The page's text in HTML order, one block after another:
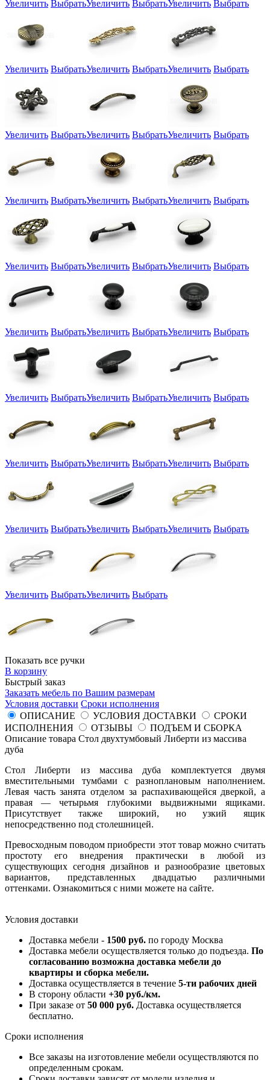
Увеличить ВыбратьУвеличить ВыбратьУвеличить Выбрать
Увеличить ВыбратьУвеличить ВыбратьУвеличить Выбрать
Увеличить ВыбратьУвеличить ВыбратьУвеличить Выбрать
Увеличить ВыбратьУвеличить ВыбратьУвеличить Выбрать
Увеличить ВыбратьУвеличить ВыбратьУвеличить Выбрать
Увеличить ВыбратьУвеличить ВыбратьУвеличить Выбрать
Увеличить ВыбратьУвеличить ВыбратьУвеличить Выбрать
Увеличить ВыбратьУвеличить ВыбратьУвеличить Выбрать
Увеличить ВыбратьУвеличить ВыбратьУвеличить Выбрать
Увеличить ВыбратьУвеличить Выбрать
Показать все ручки
В корзину
Быстрый заказ
Заказать мебель по Вашим размерам
Условия доставки Сроки исполнения
ОПИСАНИЕ
УСЛОВИЯ ДОСТАВКИ
СРОКИ
ИСПОЛНЕНИЯ
ОТЗЫВЫ
ПОДЪЕМ И СБОРКА
Описание товара Стол двухтумбовый Либерти из массива
дуба
Стол Либерти из массива дуба комплектуется двумя
вместительными тумбами с разноплановым наполнением.
Левая часть занята отделом за распахивающейся дверкой, а
правая — четырьмя глубокими выдвижными ящиками.
Присутствует также широкий, но узкий ящик
непосредственно под столешницей.
Превосходным поводом приобрести этот товар можно считать
простоту его внедрения практически в любой из
существующих сегодня дизайнов и разнообразие цветовых
вариантов, представленных двадцатью различными
оттенками. Ознакомиться с ними можете на сайте.
Условия доставки
Доставка мебели - 1500 руб. по городу Москва
Доставка мебели осуществляется только до подъезда. По
согласованию возможна доставка мебели до
квартиры и сборка мебели.
Доставка осуществляется в течение 5-ти рабочих дней
В сторону области +30 руб./км.
При заказе от 50 000 руб. Доставка осуществляется
бесплатно.
Сроки исполнения
Все заказы на изготовление мебели осуществляются по
определенным срокам.